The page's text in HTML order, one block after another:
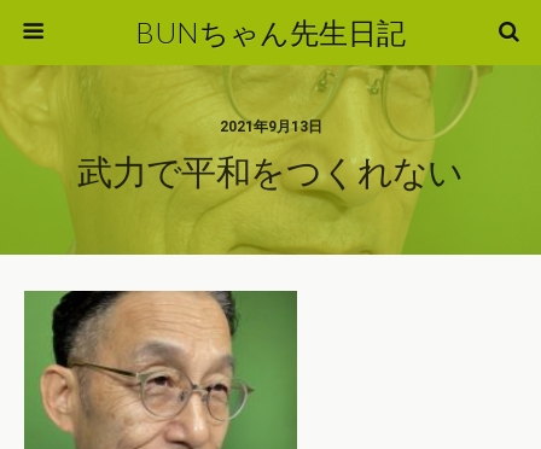
BUNちゃん先生日記
2021年9月13日
武力で平和をつくれない